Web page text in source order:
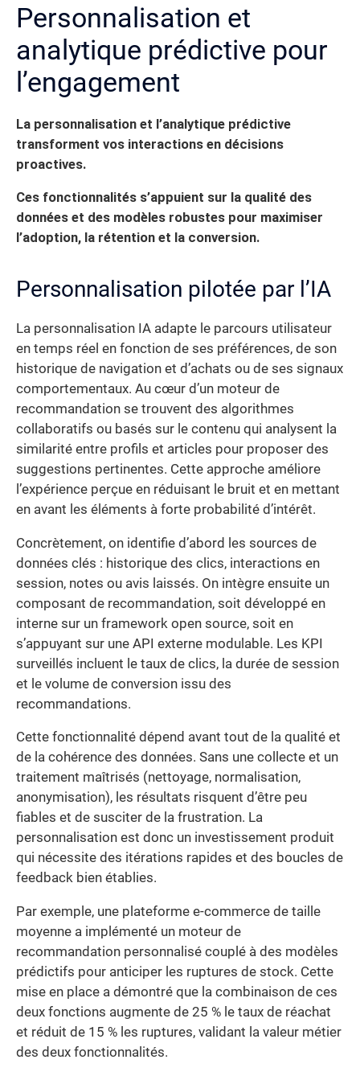
Personnalisation et
analytique prédictive pour
l’engagement
La personnalisation et l’analytique prédictive
transforment vos interactions en décisions
proactives.
Ces fonctionnalités s’appuient sur la qualité des
données et des modèles robustes pour maximiser
l’adoption, la rétention et la conversion.
Personnalisation pilotée par l’IA
La personnalisation IA adapte le parcours utilisateur
en temps réel en fonction de ses préférences, de son
historique de navigation et d’achats ou de ses signaux
comportementaux. Au cœur d’un moteur de
recommandation se trouvent des algorithmes
collaboratifs ou basés sur le contenu qui analysent la
similarité entre profils et articles pour proposer des
suggestions pertinentes. Cette approche améliore
l’expérience perçue en réduisant le bruit et en mettant
en avant les éléments à forte probabilité d’intérêt.
Concrètement, on identifie d’abord les sources de
données clés : historique des clics, interactions en
session, notes ou avis laissés. On intègre ensuite un
composant de recommandation, soit développé en
interne sur un framework open source, soit en
s’appuyant sur une API externe modulable. Les KPI
surveillés incluent le taux de clics, la durée de session
et le volume de conversion issu des
recommandations.
Cette fonctionnalité dépend avant tout de la qualité et
de la cohérence des données. Sans une collecte et un
traitement maîtrisés (nettoyage, normalisation,
anonymisation), les résultats risquent d’être peu
fiables et de susciter de la frustration. La
personnalisation est donc un investissement produit
qui nécessite des itérations rapides et des boucles de
feedback bien établies.
Par exemple, une plateforme e-commerce de taille
moyenne a implémenté un moteur de
recommandation personnalisé couplé à des modèles
prédictifs pour anticiper les ruptures de stock. Cette
mise en place a démontré que la combinaison de ces
deux fonctions augmente de 25 % le taux de réachat
et réduit de 15 % les ruptures, validant la valeur métier
des deux fonctionnalités.